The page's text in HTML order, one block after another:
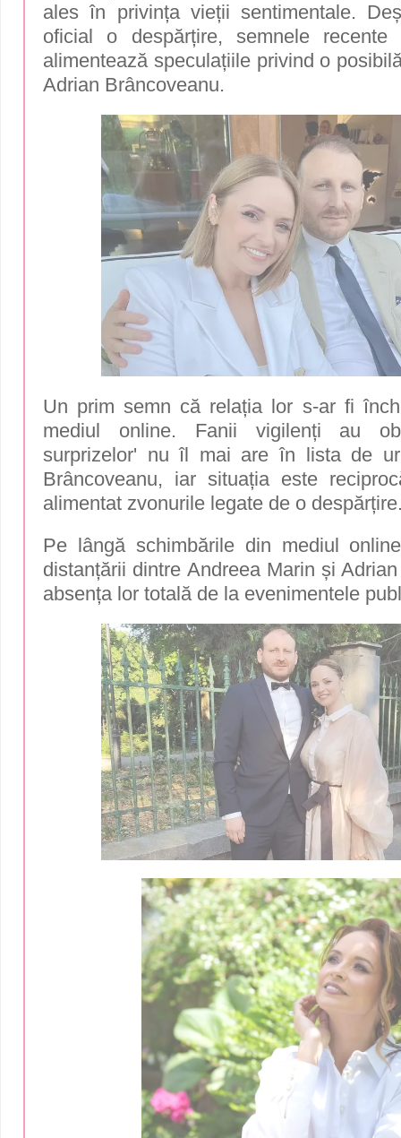
ales în privința vieții sentimentale.
oficial o despărțire, semnele
alimentează speculațiile privind o
Adrian Brâncoveanu.
Un prim semn că relația lor s-ar fi
mediul online. Fanii vigilenți au
surprizelor' nu îl mai are în lista de
Brâncoveanu, iar situația este
alimentat zvonurile legate de o
Pe lângă schimbările din mediul
distanțării dintre Andreea Marin și
absența lor totală de la evenimentele